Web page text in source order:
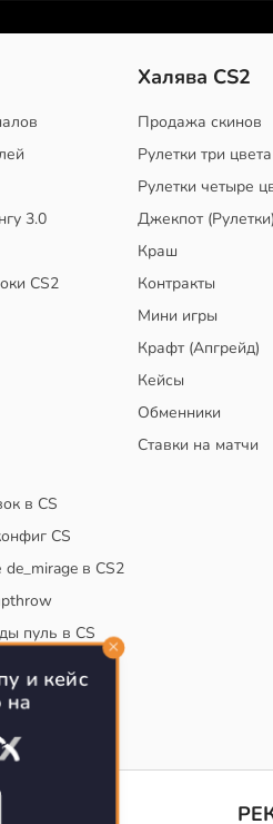
3.0
CS2
в CS
CS
в CS2
пуль в CS
Халява CS2
Продажа скинов
Рулетки три цвета
Рулетки четыре
Джекпот (Рулетки)
Краш
Контракты
Мини игры
Крафт (Апгрейд)
Кейсы
Обменники
Ставки на матчи
и кейс
на